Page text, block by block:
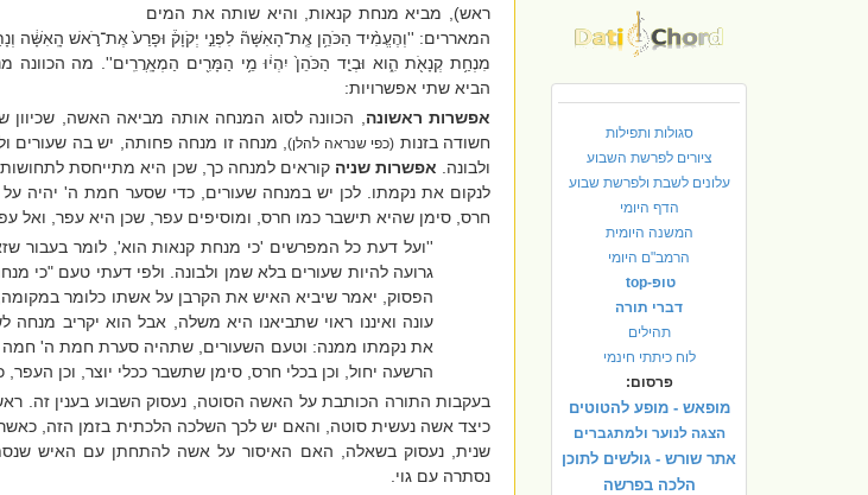
סגולות ותפילות
ציורים לפרשת השבוע
עלונים לשבת ולפרשת שבוע
הדף היומי
המשנה היומית
הרמב"ם היומי
טופ-top
דברי תורה
תהילים
לוח כיתתי חינמי
פרסום:
מופאש - מופע להטוטים
הצגה לנוער ולמתגברים
אתר שורש - גולשים לתוכן
הלכה בפרשה
ראש), מביא מנחת קנאות, והיא שותה את המים
המאררים: ''וְהֶעֱמִ֨יד הַכֹּהֵ֥ן אֶֽת־הָאִשָּׁה֘ לִפְנֵ֣י יְקֹוָק֒ וּפָרַע֙ אֶת־רֹ֣אשׁ הָֽאִשָּׁ֔ה
מִנְחַ֥ת קְנָאֹ֖ת הִ֑וא וּבְיַ֤ד הַכֹּהֵן֙ יִהְי֔וּ מֵ֥י הַמָּרִ֖ים הַמְאָֽרֲרִֽים''. מה הכוונה
הביא שתי אפשרויות:
אפשרות ראשונה , הכוונה לסוג המנחה אותה מביאה האשה,
חשודה בזנות (כפי שנראה להלן), מנחה זו מנחה פחותה, יש בה שעורים
ולבונה. אפשרות שניה קוראים למנחה כך, שכן היא מתייחסת
לנקום את נקמתו. לכן יש במנחה שעורים, כדי שסער חמת ה' יהיה
חרס, סימן שהיא תישבר כמו חרס, ומוסיפים עפר, שכן היא עפר, ואל
''ועל דעת כל המפרשים 'כי מנחת קנאות הוא', לומר בעבור
גרועה להיות שעורים בלא שמן ולבונה. ולפי דעתי טעם "כי
הפסוק, יאמר שיביא האיש את הקרבן על אשתו כלומר
עונה ואיננו ראוי שתביאנו היא משלה, אבל הוא יקריב מנחה
את נקמתו ממנה: וטעם השעורים, שתהיה סערת חמת ה' חמה
הרשעה יחול, וכן בכלי חרס, סימן שתשבר ככלי יוצר, וכן
בעקבות התורה הכותבת על האשה הסוטה, נעסוק השבוע בענין זה.
כיצד אשה נעשית סוטה, והאם יש לכך השלכה הלכתית בזמן הזה,
שנית, נעסוק בשאלה, האם האיסור על אשה להתחתן עם האיש
נסתרה עם גוי.